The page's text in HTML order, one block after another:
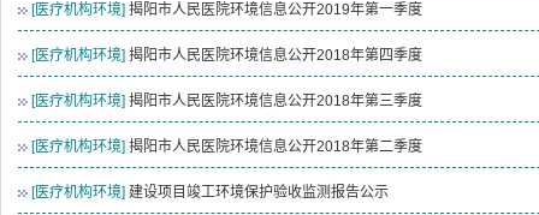
[医疗机构环境] 揭阳市人民医院环境信息公开2019年第一季度
[医疗机构环境] 揭阳市人民医院环境信息公开2018年第四季度
[医疗机构环境] 揭阳市人民医院环境信息公开2018年第三季度
[医疗机构环境] 揭阳市人民医院环境信息公开2018年第二季度
[医疗机构环境] 建设项目竣工环境保护验收监测报告公示